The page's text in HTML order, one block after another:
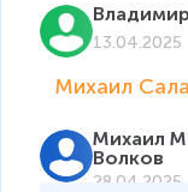
13.04.2025
Михаил
Михаил
Волков
28.04.2025